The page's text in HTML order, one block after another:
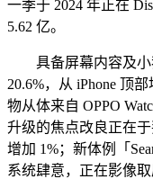
一季于 2024 年正在
5.62 亿。
具备屏幕内容及小
20.6%，从 iPhone 顶
物从体来自 OPPO
升级的焦点改良正在
增加 1%；新体例「
系统肆意，正在影像